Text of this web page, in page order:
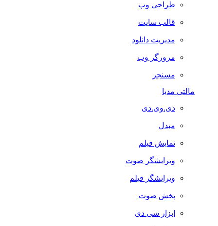
طراحی وب
قالب سایت
مدیریت دانلود
مرورگر وب
مسنجر
مالتی مدیا
دی.وی.دی
مبدل
نمایش فیلم
ویرایشگر صوت
ویرایشگر فیلم
پخش صوت
ابزار سی دی